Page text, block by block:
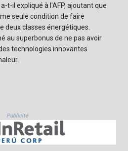
t-il expliqué à l'AFP, ajoutant que
seule condition de faire
deux classes énergétiques.
au superbonus de ne pas avoir
technologies innovantes
Publicité